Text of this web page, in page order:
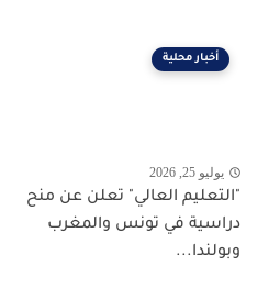
أخبار محلية
يوليو 25, 2026
"التعليم العالي" تعلن عن منح
دراسية في تونس والمغرب
وبولندا...